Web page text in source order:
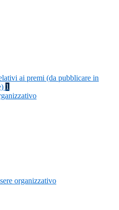
ai premi (da pubblicare in
1
organizzativo